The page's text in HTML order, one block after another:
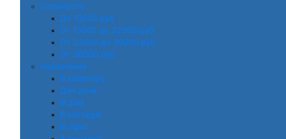
Стоимость
До 13000 руб
От 13000 до 22000 руб
От 22000 до 30000 руб
От 30000 руб
Назначение
В квартиру
Для дачи
В дом
В коттедж
В офис